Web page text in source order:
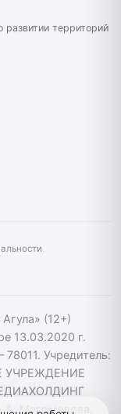
развитии территорий
(12+)
13.03.2020 г.
Учредитель:
УЧРЕЖДЕНИЕ
Магомедова,